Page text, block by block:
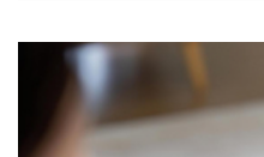
升，並延伸至「遇到詐騙怎麼才
的威脅結構下，銀行角色已從金
財產安全的第一道防線，透過臨
導、風險控管與安全保障，以及